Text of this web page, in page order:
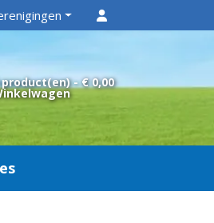
- € 0,00